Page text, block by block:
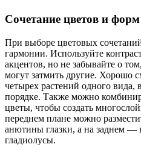
Сочетание цветов и форм
При выборе цветовых
гармонии. Используйте
акцентов, но не забывайте о
могут затмить другие. Хорошо
четырех растений одного
порядке. Также можно
цветы, чтобы создать
переднем плане можно
анютины глазки, а на заднем —
гладиолусы.